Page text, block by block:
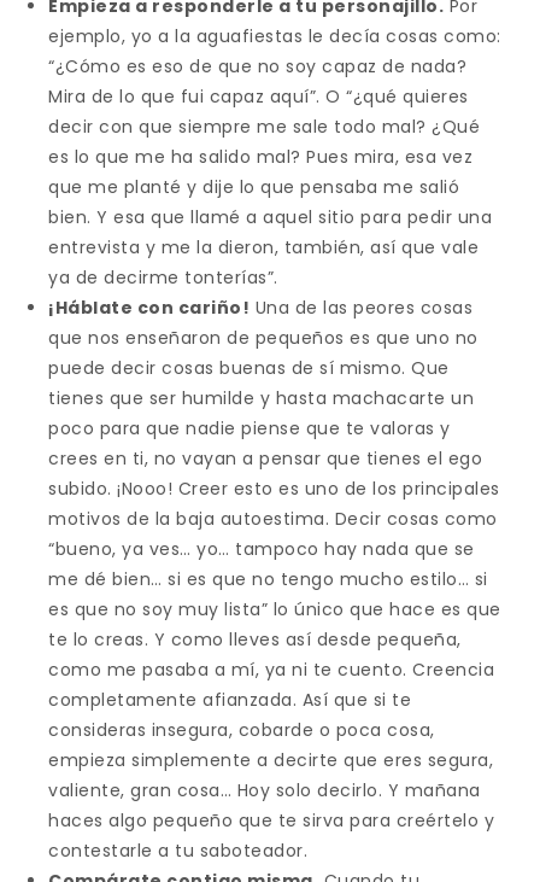
Empieza a responderle a tu personajillo. Por
ejemplo, yo a la aguafiestas le decía cosas como:
“¿Cómo es eso de que no soy capaz de nada?
Mira de lo que fui capaz aquí”. O “¿qué quieres
decir con que siempre me sale todo mal? ¿Qué
es lo que me ha salido mal? Pues mira, esa vez
que me planté y dije lo que pensaba me salió
bien. Y esa que llamé a aquel sitio para pedir una
entrevista y me la dieron, también, así que vale
ya de decirme tonterías”.
¡Háblate con cariño! Una de las peores cosas
que nos enseñaron de pequeños es que uno no
puede decir cosas buenas de sí mismo. Que
tienes que ser humilde y hasta machacarte un
poco para que nadie piense que te valoras y
crees en ti, no vayan a pensar que tienes el ego
subido. ¡Nooo! Creer esto es uno de los principales
motivos de la baja autoestima. Decir cosas como
“bueno, ya ves… yo… tampoco hay nada que se
me dé bien… si es que no tengo mucho estilo… si
es que no soy muy lista” lo único que hace es que
te lo creas. Y como lleves así desde pequeña,
como me pasaba a mí, ya ni te cuento. Creencia
completamente afianzada. Así que si te
consideras insegura, cobarde o poca cosa,
empieza simplemente a decirte que eres segura,
valiente, gran cosa… Hoy solo decirlo. Y mañana
haces algo pequeño que te sirva para creértelo y
contestarle a tu saboteador.